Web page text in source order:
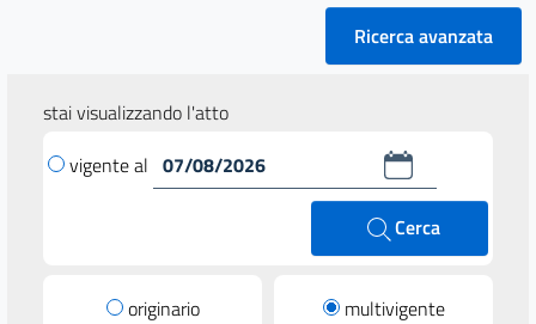
Ricerca avanzata
stai visualizzando l'atto
vigente al
Cerca
originario multivigente